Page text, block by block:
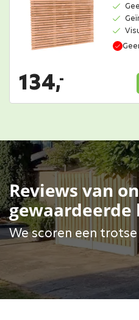
134,-
Reviews van
gewaardeerde
We scoren een trotse